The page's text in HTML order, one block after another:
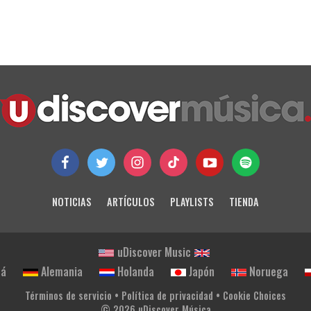
NOTICIAS ARTÍCULOS PLAYLISTS TIENDA
uDiscover Music
Alemania Holanda Japón Noruega
Términos de servicio • Política de privacidad • Cookie Choices